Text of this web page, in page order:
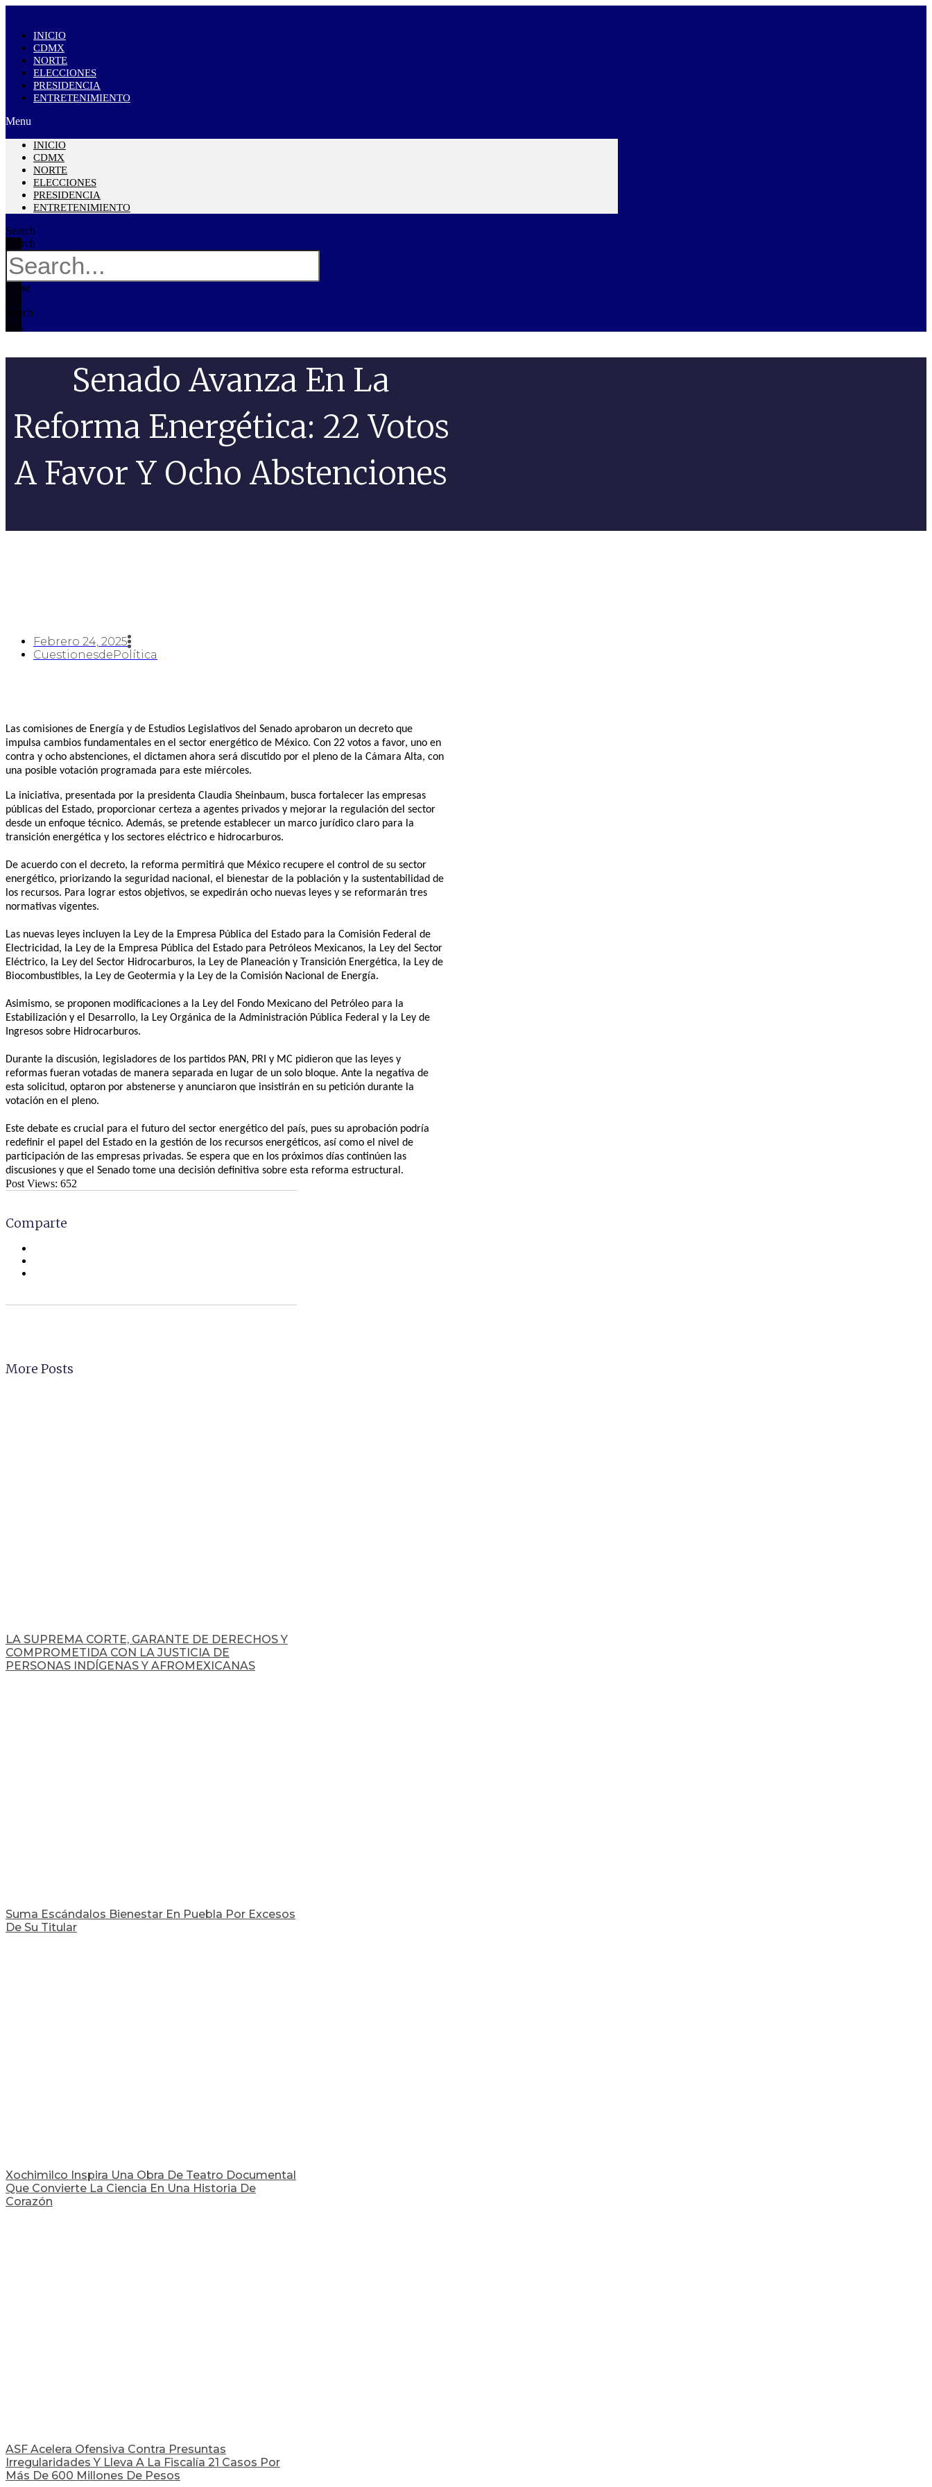
INICIO
CDMX
NORTE
ELECCIONES
PRESIDENCIA
ENTRETENIMIENTO
Menu
INICIO
CDMX
NORTE
ELECCIONES
PRESIDENCIA
ENTRETENIMIENTO
Search
Search
Close
search
box.
Senado Avanza En La
Reforma Energética: 22 Votos
A Favor Y Ocho Abstenciones
Febrero 24, 2025
CuestionesdePolítica
Las comisiones de Energía y de Estudios Legislativos del Senado aprobaron un decreto que
impulsa cambios fundamentales en el sector energético de México. Con 22 votos a favor, uno en
contra y ocho abstenciones, el dictamen ahora será discutido por el pleno de la Cámara Alta, con
una posible votación programada para este miércoles.
La iniciativa, presentada por la presidenta Claudia Sheinbaum, busca fortalecer las empresas
públicas del Estado, proporcionar certeza a agentes privados y mejorar la regulación del sector
desde un enfoque técnico. Además, se pretende establecer un marco jurídico claro para la
transición energética y los sectores eléctrico e hidrocarburos.
De acuerdo con el decreto, la reforma permitirá que México recupere el control de su sector
energético, priorizando la seguridad nacional, el bienestar de la población y la sustentabilidad de
los recursos. Para lograr estos objetivos, se expedirán ocho nuevas leyes y se reformarán tres
normativas vigentes.
Las nuevas leyes incluyen la Ley de la Empresa Pública del Estado para la Comisión Federal de
Electricidad, la Ley de la Empresa Pública del Estado para Petróleos Mexicanos, la Ley del Sector
Eléctrico, la Ley del Sector Hidrocarburos, la Ley de Planeación y Transición Energética, la Ley de
Biocombustibles, la Ley de Geotermia y la Ley de la Comisión Nacional de Energía.
Asimismo, se proponen modificaciones a la Ley del Fondo Mexicano del Petróleo para la
Estabilización y el Desarrollo, la Ley Orgánica de la Administración Pública Federal y la Ley de
Ingresos sobre Hidrocarburos.
Durante la discusión, legisladores de los partidos PAN, PRI y MC pidieron que las leyes y
reformas fueran votadas de manera separada en lugar de un solo bloque. Ante la negativa de
esta solicitud, optaron por abstenerse y anunciaron que insistirán en su petición durante la
votación en el pleno.
Este debate es crucial para el futuro del sector energético del país, pues su aprobación podría
redefinir el papel del Estado en la gestión de los recursos energéticos, así como el nivel de
participación de las empresas privadas. Se espera que en los próximos días continúen las
discusiones y que el Senado tome una decisión definitiva sobre esta reforma estructural.
Post Views: 652
Comparte
More Posts
LA SUPREMA CORTE, GARANTE DE DERECHOS Y
COMPROMETIDA CON LA JUSTICIA DE
PERSONAS INDÍGENAS Y AFROMEXICANAS
Suma Escándalos Bienestar En Puebla Por Excesos
De Su Titular
Xochimilco Inspira Una Obra De Teatro Documental
Que Convierte La Ciencia En Una Historia De
Corazón
ASF Acelera Ofensiva Contra Presuntas
Irregularidades Y Lleva A La Fiscalía 21 Casos Por
Más De 600 Millones De Pesos